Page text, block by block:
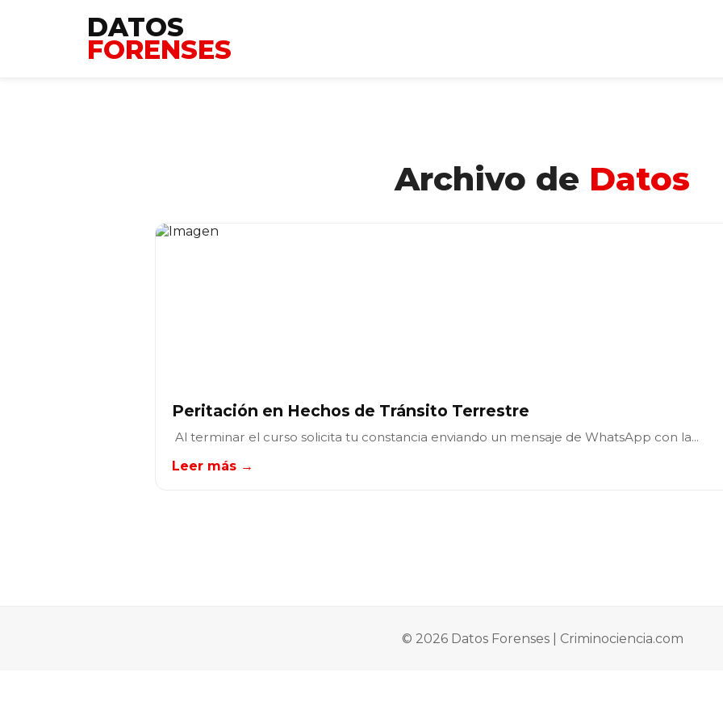
DATOS
FORENSES
Archivo de Datos
Peritación en Hechos de Tránsito Terrestre
Al terminar el curso solicita tu constancia enviando un mensaje de WhatsApp con la...
Leer más →
© 2026 Datos Forenses | Criminociencia.com